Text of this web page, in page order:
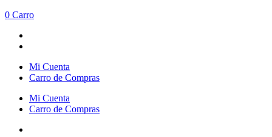
0 Carro
Mi Cuenta
Carro de Compras
Mi Cuenta
Carro de Compras